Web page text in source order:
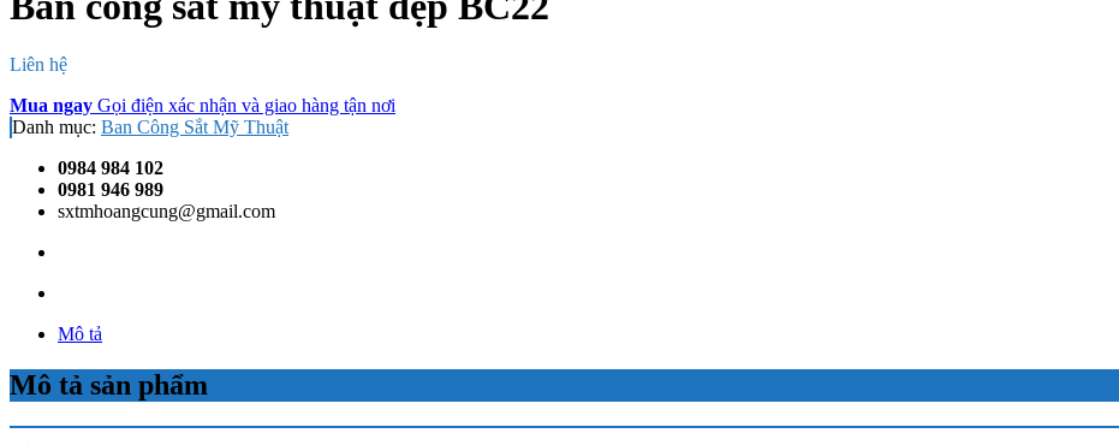
Liên hệ
Mua ngay Gọi điện xác nhận và giao hàng tận nơi
Danh mục: Ban Công Sắt Mỹ Thuật
0984 984 102
0981 946 989
sxtmhoangcung@gmail.com
Mô tả
Mô tả sản phẩm